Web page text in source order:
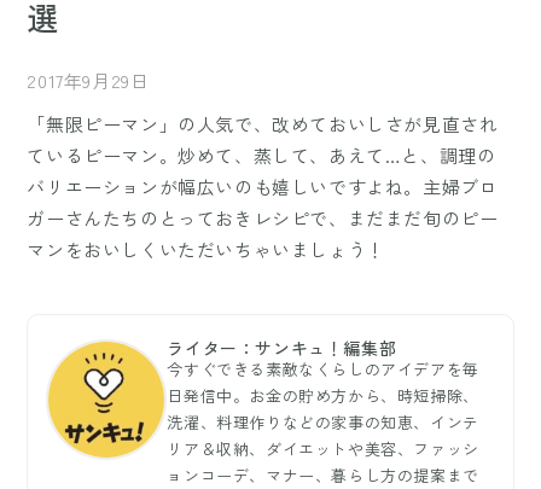
選
2017年9月29日
「無限ピーマン」の人気で、改めておいしさが見直され
ているピーマン。炒めて、蒸して、あえて…と、調理の
バリエーションが幅広いのも嬉しいですよね。主婦ブロ
ガーさんたちのとっておきレシピで、まだまだ旬のピー
マンをおいしくいただいちゃいましょう！
ライター：サンキュ！編集部
今すぐできる素敵なくらしのアイデアを毎
日発信中。お金の貯め方から、時短掃除、
洗濯、料理作りなどの家事の知恵、インテ
リア＆収納、ダイエットや美容、ファッシ
ョンコーデ、マナー、暮らし方の提案まで